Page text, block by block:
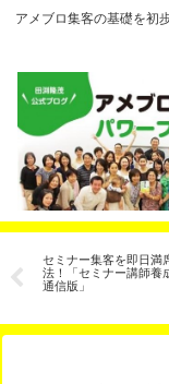
アメブロ集客の基礎を初
セミナー集客を即日満
法！「セミナー講師養
通信版」